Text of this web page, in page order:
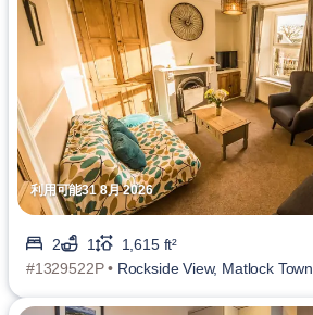
利用可能31 8月 2026
2 1
1,615 ft²
#1329522P • Rockside View, Matlock Town